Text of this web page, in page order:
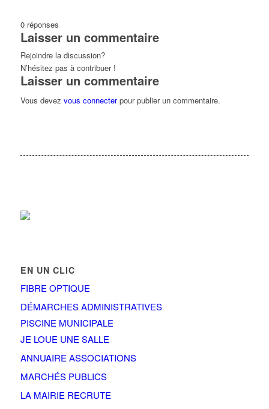
0 réponses
Laisser un commentaire
Rejoindre la discussion?
N’hésitez pas à contribuer !
Laisser un commentaire
Vous devez vous connecterpour publier un commentaire.
EN UN CLIC
FIBRE OPTIQUE
DÉMARCHES ADMINISTRATIVES
PISCINE MUNICIPALE
JE LOUE UNE SALLE
ANNUAIRE ASSOCIATIONS
MARCHÉS PUBLICS
LA MAIRIE RECRUTE